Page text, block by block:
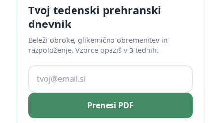
Tvoj tedenski prehranski
dnevnik
Beleži obroke, glikemično obremenitev in
razpoloženje. Vzorce opaziš v 3 tednih.
Prenesi PDF